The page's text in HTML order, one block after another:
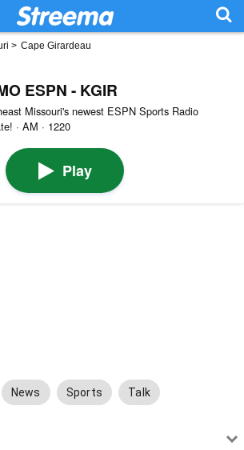
> Cape Girardeau
ESPN - KGIR
Missouri's newest ESPN Sports Radio
· AM · 1220
Play
News Sports Talk